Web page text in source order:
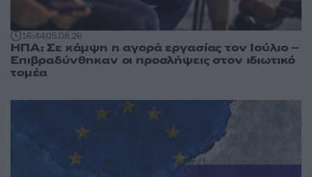
16:4405.08.26
ΗΠΑ: Σε κάμψη η αγορά εργασίας τον Ιούλιο –
Επιβραδύνθηκαν οι προσλήψεις στον ιδιωτικό
τομέα